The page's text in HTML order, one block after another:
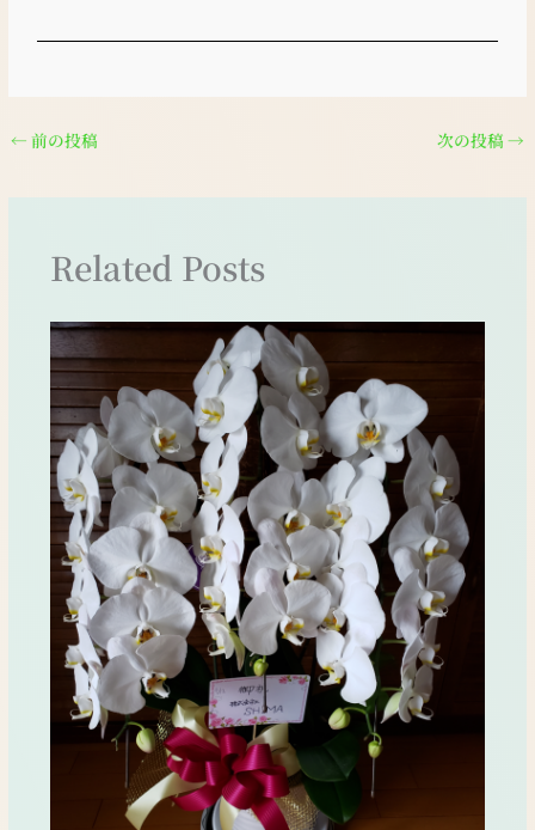
← 前の投稿 次の投稿 →
Related Posts